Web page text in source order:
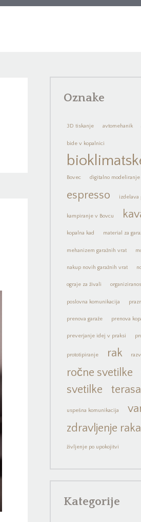
Oznake
3D tiskanje avtomehanik
bide v kopalnici
Bovec digitalno modeliranje
espresso izdelava
kampiranje v Bovcu
kopalna kad material za
mehanizem garažnih vrat
nakup novih garažnih vrat
ograje za živali
poslovna komunikacija
prenova garaže prenova
preverjanje idej v praksi
prototipiranje rak
ročne svetilke
svetilke
terasa
uspešna komunikacija
zdravljenje raka
življenje po upokojitvi
Kategorije